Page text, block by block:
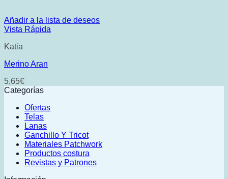
Añadir a la lista de deseos
Vista Rápida
Katia
Merino Aran
5,65€
Categorías
Ofertas
Telas
Lanas
Ganchillo Y Tricot
Materiales Patchwork
Productos costura
Revistas y Patrones